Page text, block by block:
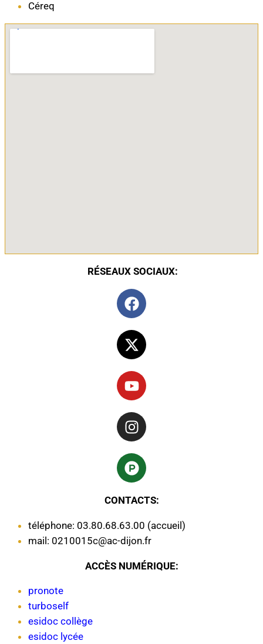
Céreq
RÉSEAUX SOCIAUX:
CONTACTS:
téléphone: 03.80.68.63.00 (accueil)
mail: 0210015c@ac-dijon.fr
ACCÈS NUMÉRIQUE:
pronote
turboself
esidoc collège
esidoc lycée